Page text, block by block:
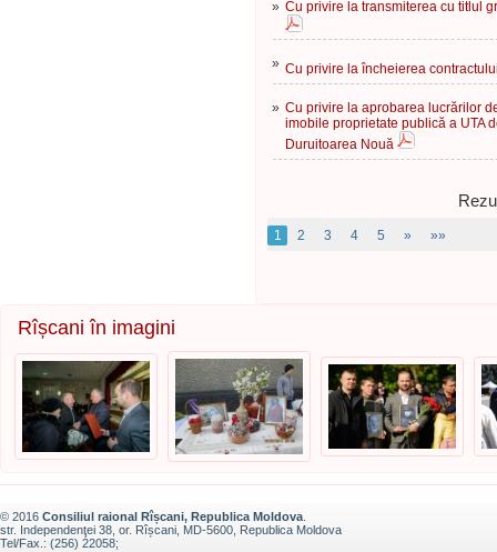
» Cu privire la transmiterea cu titlul
» Cu privire la încheierea
» Cu privire la aprobarea lucrărilor
imobile proprietate publică a UTA
Duruitoarea Nouă
1 2 3 4 5 » »»
Rîșcani în imagini
© 2016 Consiliul raional Rîșcani, Republica Moldova
str. Independenţei 38, or. Rîșcani, MD-5600, Republica Moldova
Tel/Fax.: (256) 22058;